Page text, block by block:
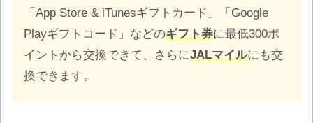
「App Store & iTunesギフトカード」「Google
Playギフトコード」などのギフト券に最低300ポ
イントから交換できて、さらにJALマイルにも交
換できます。